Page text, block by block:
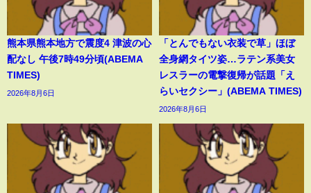
熊本県熊本地方で震度4 津波の心
配なし 午後7時49分頃(ABEMA
TIMES)
2026年8月6日
「とんでもない衣装で草」ほぼ
全身網タイツ姿…ラテン系美女
レスラーの電撃復帰が話題「え
らいセクシー」(ABEMA TIMES)
2026年8月6日